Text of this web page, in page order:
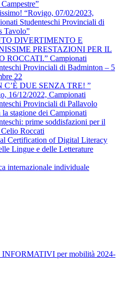
“Rovigo, 07/02/2023,
Studenteschi Provinciali di
Tavolo”
DIVERTIMENTO E
PRESTAZIONI PER IL
ROCCATI.” Campionati
Provinciali di Badminton – 5
22
C’È DUE SENZA TRE! ”
16/12/2022, Campionati
Provinciali di Pallavolo
stagione dei Campionati
prime soddisfazioni per il
Roccati
Certification of Digital Literacy
Lingue e delle Letterature
internazionale individuale
per mobilità 2024-